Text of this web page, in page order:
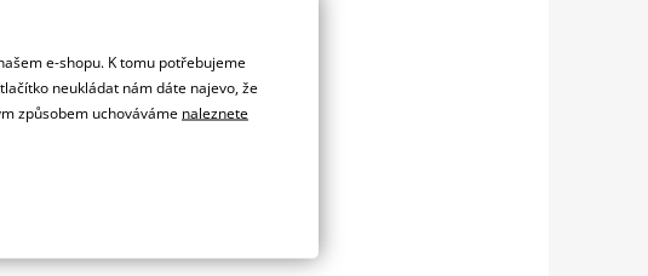
e-shopu. K tomu potřebujeme
neukládat nám dáte najevo, že
způsobem uchováváme naleznete